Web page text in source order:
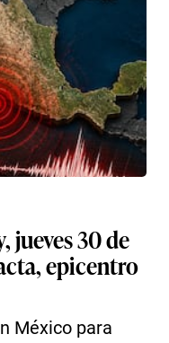
jueves 30 de
epicentro
México para